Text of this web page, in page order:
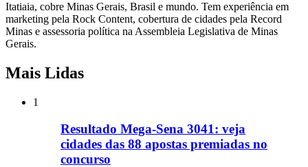
Itatiaia, cobre Minas Gerais, Brasil e mundo. Tem experiência em
marketing pela Rock Content, cobertura de cidades pela Record
Minas e assessoria política na Assembleia Legislativa de Minas
Gerais.
Mais Lidas
1
Resultado Mega-Sena 3041: veja
cidades das 88 apostas premiadas no
concurso